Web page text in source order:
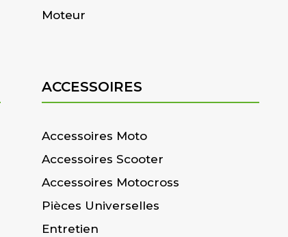
Moteur
ACCESSOIRES
Accessoires Moto
Accessoires Scooter
Accessoires Motocross
Pièces Universelles
Entretien